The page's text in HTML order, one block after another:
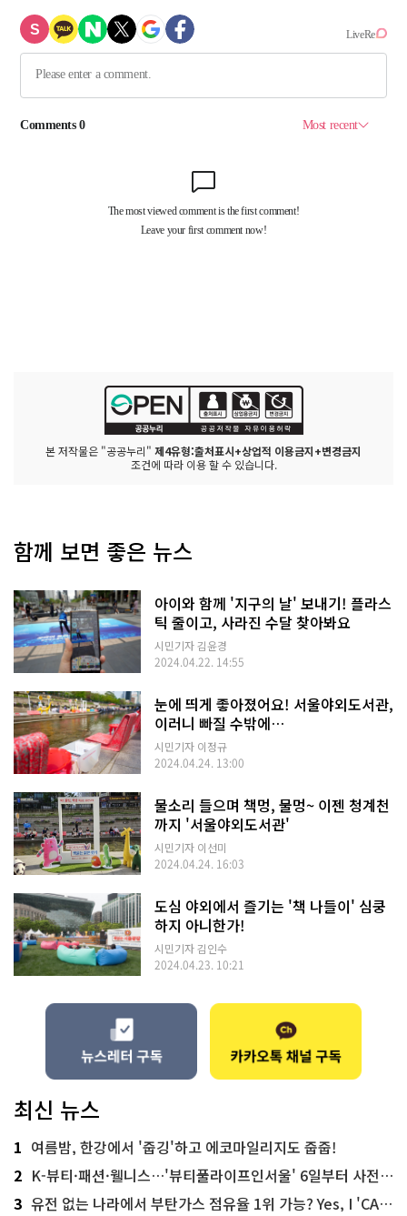
본 저작물은 "공공누리" 제4유형:출처표시+상업적 이용금지+변경금지
조건에 따라 이용 할 수 있습니다.
함께 보면 좋은 뉴스
아이와 함께 '지구의 날' 보내기! 플라스
틱 줄이고, 사라진 수달 찾아봐요
시민기자 김윤경
2024.04.22. 14:55
눈에 띄게 좋아졌어요! 서울야외도서관,
이러니 빠질 수밖에…
시민기자 이정규
2024.04.24. 13:00
물소리 들으며 책멍, 물멍~ 이젠 청계천
까지 '서울야외도서관'
시민기자 이선미
2024.04.24. 16:03
도심 야외에서 즐기는 '책 나들이' 심쿵
하지 아니한가!
시민기자 김인수
2024.04.23. 10:21
최신 뉴스
1 여름밤, 한강에서 '줍깅'하고 에코마일리지도 줍줍!
2 K-뷰티·패션·웰니스…'뷰티풀라이프인서울' 6일부터 사전 예약
3 유전 없는 나라에서 부탄가스 점유율 1위 가능? Yes, I 'CAN'